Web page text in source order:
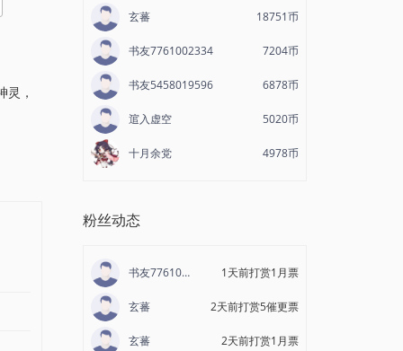
，
玄蕃 18751币
书友7761002334 7204币
书友5458019596 6878币
逭入虚空 5020币
十月余党 4978币
粉丝动态
书友7761002334 1天前打赏1月票
玄蕃 2天前打赏5催更票
玄蕃 2天前打赏1月票